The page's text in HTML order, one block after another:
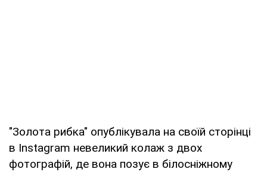
"Золота рибка" опублікувала на своїй сторінці
в Instagram невеликий колаж з двох
фотографій, де вона позує в білосніжному